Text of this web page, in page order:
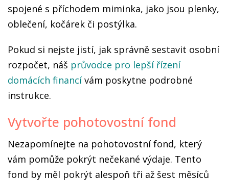
spojené s příchodem miminka, jako jsou plenky,
oblečení, kočárek či postýlka.
Pokud si nejste jistí, jak správně sestavit osobní
rozpočet, náš průvodce pro lepší řízení
domácích financívám poskytne podrobné
instrukce.
Vytvořte pohotovostní fond
Nezapomínejte na pohotovostní fond, který
vám pomůže pokrýt nečekané výdaje. Tento
fond by měl pokrýt alespoň tři až šest měsíců